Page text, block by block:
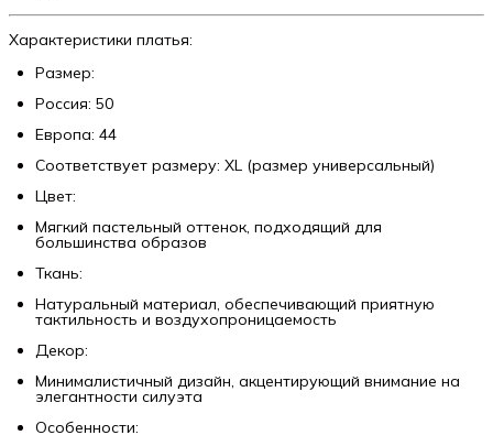
Характеристики платья:
Размер:
Россия: 50
Европа: 44
Соответствует размеру: XL (размер универсальный)
Цвет:
Мягкий пастельный оттенок, подходящий для
большинства образов
Ткань:
Натуральный материал, обеспечивающий приятную
тактильность и воздухопроницаемость
Декор:
Минималистичный дизайн, акцентирующий внимание на
элегантности силуэта
Особенности: